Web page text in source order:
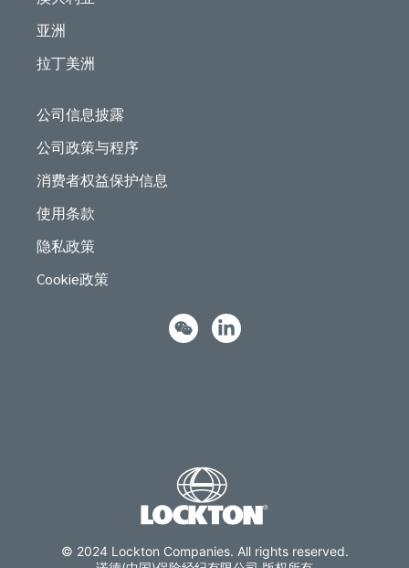
亚洲
拉丁美洲
公司信息披露
公司政策与程序
消费者权益保护信息
使用条款
隐私政策
Cookie政策
© 2024 Lockton Companies. All rights reserved.